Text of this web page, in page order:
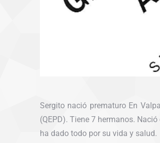
Sergito nació prematuro En
(QEPD). Tiene 7 hermanos.
ha dado todo por su vida y salud.